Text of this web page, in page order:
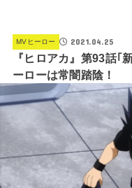
MVヒーロー 2021.04.25
『ヒロアカ』第93話｢
ーローは常闇踏陰！